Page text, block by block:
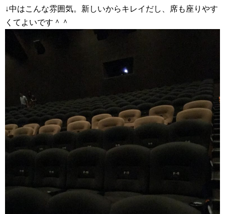
↓中はこんな雰囲気。新しいからキレイだし、席も座りやす
くてよいです＾＾